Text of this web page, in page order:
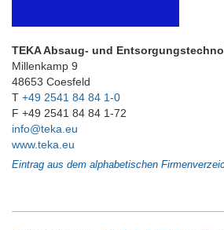
TEKA Absaug- und
Millenkamp 9
48653 Coesfeld
T +49 2541 84 84 1-0
F +49 2541 84 84 1-72
info@teka.eu
www.teka.eu
Eintrag aus dem alphabetischen